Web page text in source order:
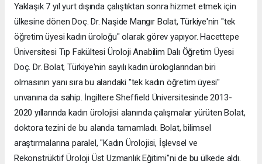
Yaklaşık 7 yıl yurt dışında çalıştıktan sonra hizmet etmek için
ülkesine dönen Doç. Dr. Naşide Mangır Bolat, Türkiye'nin "tek
öğretim üyesi kadın üroloğu" olarak görev yapıyor. Hacettepe
Üniversitesi Tıp Fakültesi Üroloji Anabilim Dalı Öğretim Üyesi
Doç. Dr. Bolat, Türkiye'nin sayılı kadın ürologlarından biri
olmasının yanı sıra bu alandaki "tek kadın öğretim üyesi"
unvanına da sahip. İngiltere Sheffield Üniversitesinde 2013-
2020 yıllarında kadın ürolojisi alanında çalışmalar yürüten Bolat,
doktora tezini de bu alanda tamamladı. Bolat, bilimsel
araştırmalarına paralel, "Kadın Ürolojisi, İşlevsel ve
Rekonstrüktif Üroloji Üst Uzmanlık Eğitimi"ni de bu ülkede aldı.